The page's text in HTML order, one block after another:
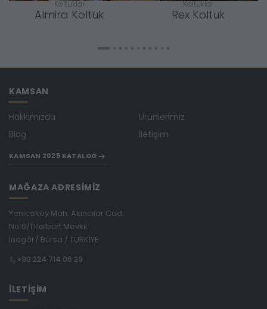
Koltuklar
Almira Koltuk
Koltuklar
Rex Koltuk
KAMSAN
Hakkımızda Ürünlerimiz
Blog İletişim
KAMSAN 2025 KATALOG
MAĞAZA ADRESİMİZ
Yeniceköy Mah. Akıncılar Cad.
No:6/1 Kalburt Mevkii
İnegöl / Bursa / TÜRKİYE
+90 224 714 06 29
İLETİŞİM